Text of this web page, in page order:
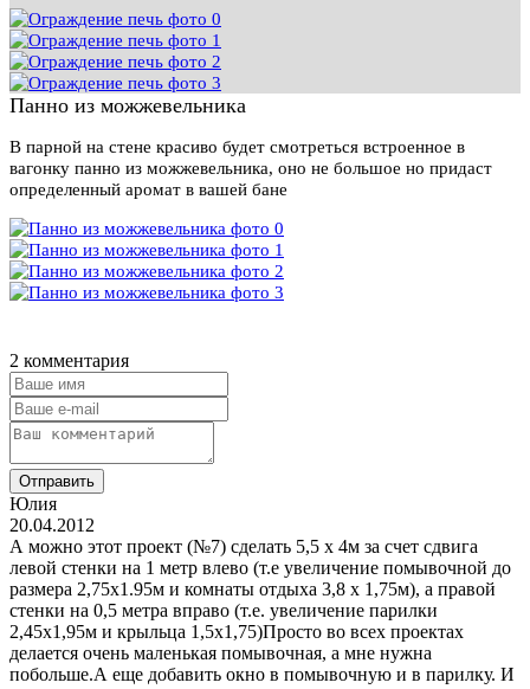
Панно из можжевельника
В парной на стене красиво будет смотреться встроенное в
вагонку панно из можжевельника, оно не большое но придаст
определенный аромат в вашей бане
2 комментария
Отправить
Юлия
20.04.2012
А можно этот проект (№7) сделать 5,5 х 4м за счет сдвига
левой стенки на 1 метр влево (т.е увеличение помывочной до
размера 2,75х1.95м и комнаты отдыха 3,8 х 1,75м), а правой
стенки на 0,5 метра вправо (т.е. увеличение парилки
2,45х1,95м и крыльца 1,5х1,75)Просто во всех проектах
делается очень маленькая помывочная, а мне нужна
побольше.А еще добавить окно в помывочную и в парилку. И